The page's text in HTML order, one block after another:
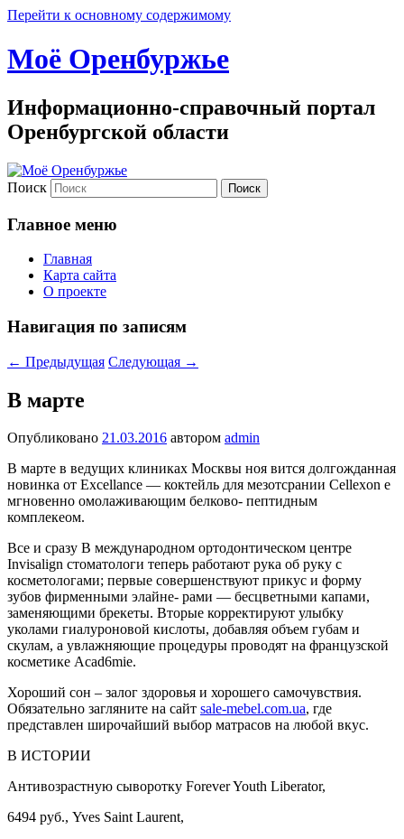
Перейти к основному содержимому
Моё Оренбуржье
Информационно-справочный портал
Оренбургской области
Поиск
Главное меню
Главная
Карта сайта
О проекте
Навигация по записям
← Предыдущая Следующая →
В марте
Опубликовано 21.03.2016 автором admin
В марте в ведущих клиниках Москвы ноя вится долгожданная
новинка от Excellance — коктейль для мезотсрании Cellexon е
мгновенно омолаживающим белково- пептидным
комплекеом.
Все и сразу В международном ортодонти­ческом центре
Invisalign стома­тологи теперь работают рука об руку с
косметологами; первые совершенствуют прикус и фор­му
зубов фирменными элайне- рами — бесцветными капами,
заменяющими брекеты. Вторые корректируют улыбку
уколами гиалуроновой кислоты, добав­ляя объем губам и
скулам, а ув­лажняющие процедуры прово­дят на французской
косметике Acad6mie.
Хороший сон – залог здоровья и хорошего самочувствия.
Обязательно загляните на сайт sale-mebel.com.ua, где
представлен широчайший выбор матрасов на любой вкус.
В ИСТОРИИ
Антивозрастную сыворотку Forever Youth Liberator,
6494 руб., Yves Saint Laurent,